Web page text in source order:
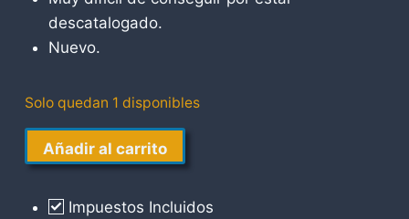
descatalogado.
Nuevo.
Solo quedan 1 disponibles
Otros
Sueños
Añadir al carrito
Impuestos Incluidos